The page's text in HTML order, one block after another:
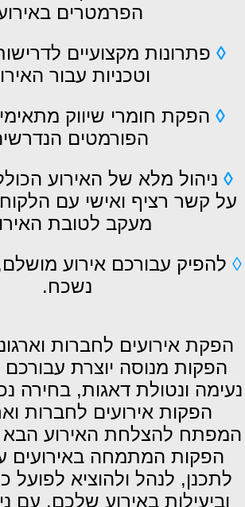
הפרמטרים
◊ פתרונות מקצועיים
וטכניות עבור
◊ הפקת חומרי שיווק
הפורמטים
◊ ניהול מלא של האירוע
על קשר רציף ואישי עם הלקוח
מעקב לטובת
◊ להפיק עבורכם אירוע מושלם,
נשכח.
הפקת אירועים לחברות
הפקות מנוסה יוצרת
נעימה ונטולת דאגות, בחירה
הפקות אירועים לחברות
המפתח להצלחת האירוע
הפקות המתמחה באירועים
לתכנן, לנהל ולהוציא לפועל
וביעילות באירוע שלכם. עם